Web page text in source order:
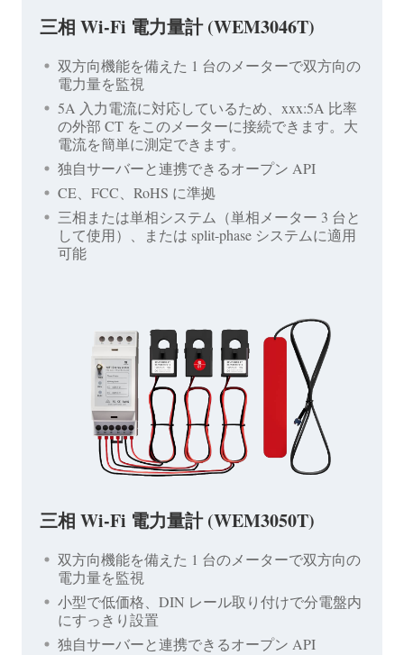
三相 Wi-Fi 電力量計 (WEM3046T)
双方向機能を備えた 1 台のメーターで双方向の
電力量を監視
5A 入力電流に対応しているため、xxx:5A 比率
の外部 CT をこのメーターに接続できます。大
電流を簡単に測定できます。
独自サーバーと連携できるオープン API
CE、FCC、RoHS に準拠
三相または単相システム（単相メーター 3 台と
して使用）、または split-phase システムに適用
可能
三相 Wi-Fi 電力量計 (WEM3050T)
双方向機能を備えた 1 台のメーターで双方向の
電力量を監視
小型で低価格、DIN レール取り付けで分電盤内
にすっきり設置
独自サーバーと連携できるオープン API